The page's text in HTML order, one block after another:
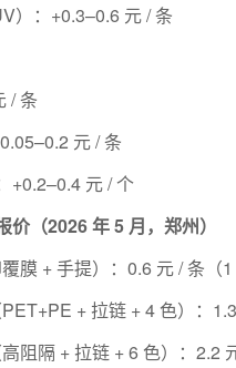
）：+0.3–0.6 元 / 条
/ 条
元 / 条
+0.2–0.4 元 / 个
（2026 年 5 月，郑州）
覆膜 + 手提）：0.6 元 / 条（
+ 拉链 + 4 色）：
阻隔 + 拉链 + 6 色）：2.2